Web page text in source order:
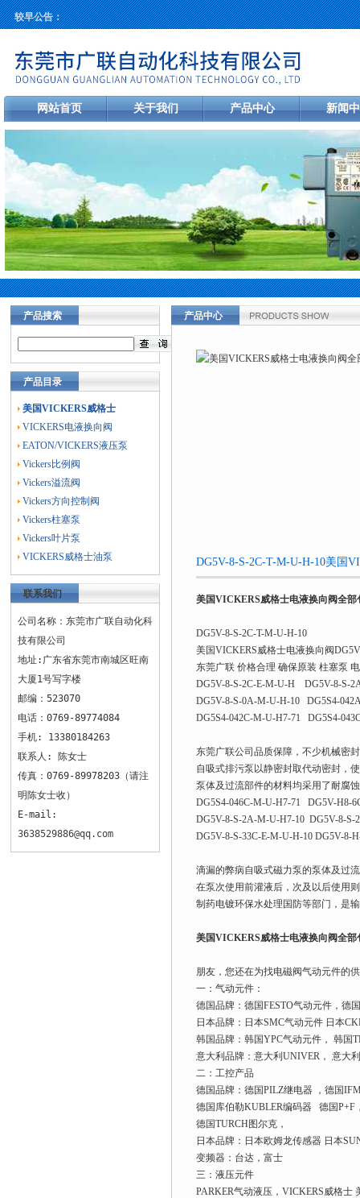
较早公告：
网站首页 关于我们 产品中心 新闻
产品搜索
产品目录
美国VICKERS威格士
VICKERS电液换向阀
EATON/VICKERS液压泵
Vickers比例阀
Vickers溢流阀
Vickers方向控制阀
Vickers柱塞泵
Vickers叶片泵
VICKERS威格士油泵
联系我们
公司名称：东莞市广联自动化科
技有限公司
地址:广东省东莞市南城区旺南
大厦1号写字楼
邮编：523070
电话：0769-89774084
手机: 13380184263
联系人: 陈女士
传真：0769-89978203（请注
明陈女士收）
E-mail:
3638529886@qq.com
产品中心
液换向阀全部包邮
DG5V-8-S-2C-T-M-U-H-10美国
美国VICKERS威格士电液换向阀全部
DG5V-8-S-2C-T-M-U-H-10
美国VICKERS威格士电液换向阀
东莞广联 价格合理 确保原装 柱塞泵
DG5V-8-S-2C-E-M-U-H DG5V-8-S-
DG5V-8-S-0A-M-U-H-10 DG5S4-
DG5S4-042C-M-U-H7-71 DG5S4-
东莞广联公司品质保障，不少机械密
自吸式排污泵以静密封取代动密封，
泵体及过流部件的材料均采用了耐腐
DG5S4-046C-M-U-H7-71 DG5V-H8-
DG5V-8-S-2A-M-U-H7-10 DG5V-8-
DG5V-8-S-33C-E-M-U-H-10 DG5V-8-
滴漏的弊病自吸式磁力泵的泵体及过
在泵次使用前灌液后，次及以后使用
制药电镀环保水处理国防等部门，是
美国VICKERS威格士电液换向阀全部
朋友，您还在为找电磁阀气动元件的
一：气动元件：
德国品牌：德国FESTO气动元件，德
日本品牌：日本SMC气动元件 日本
韩国品牌：韩国YPC气动元件， 韩国
意大利品牌：意大利UNIVER， 意大
二：工控产品
德国品牌：德国PILZ继电器 ，德国
德国库伯勒KUBLER编码器 德国P+F
德国TURCH图尔克，
日本品牌：日本欧姆龙传感器 日本
变频器：台达，富士
三：液压元件
PARKER气动液压，VICKERS威格士